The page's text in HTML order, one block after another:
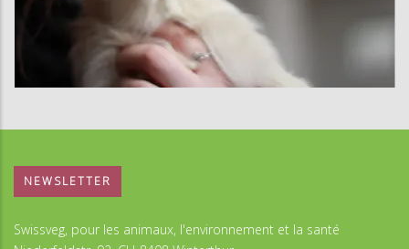
NEWSLETTER
Swissveg, pour les animaux, l'environnement et la santé